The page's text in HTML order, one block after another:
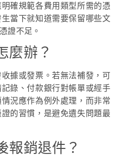
確規範各費用類型所需的憑
當下就知道需要保留哪些文
證不足。
麼辦？
據或發票。若無法補發，可
錄、付款銀行對帳單或經手
況應作為例外處理，而非常
的習慣，是避免遺失問題最
報銷退件？